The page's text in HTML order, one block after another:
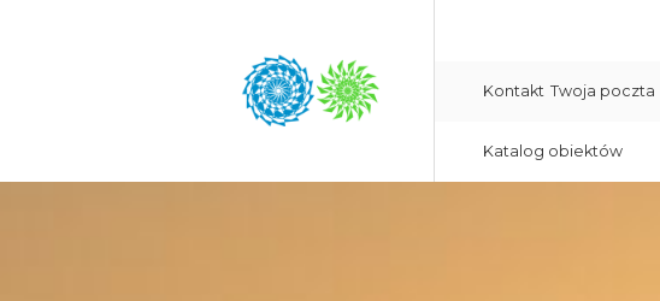
Kontakt Twoja poczta
Katalog obiektów